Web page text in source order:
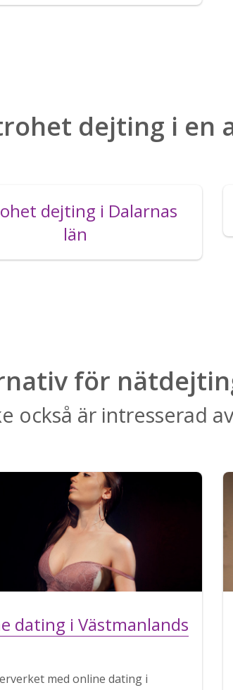
dejting i en
dejting i Dalarnas
län
för
också är intresserad av
dating i Västmanlands
med online dating i